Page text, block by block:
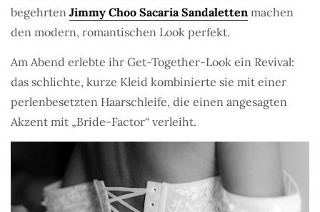
begehrten Jimmy Choo Sacaria Sandaletten machen
den modern, romantischen Look perfekt.
Am Abend erlebte ihr Get-Together-Look ein Revival:
das schlichte, kurze Kleid kombinierte sie mit einer
perlenbesetzten Haarschleife, die einen angesagten
Akzent mit „Bride-Factor“ verleiht.